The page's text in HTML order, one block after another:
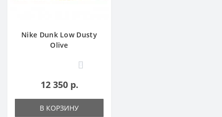
Nike Dunk Low Dusty
Olive
0
12 350 р.
В КОРЗИНУ